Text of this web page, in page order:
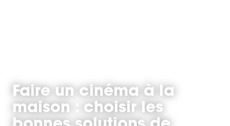
Faire un cinéma à la
maison : choisir les